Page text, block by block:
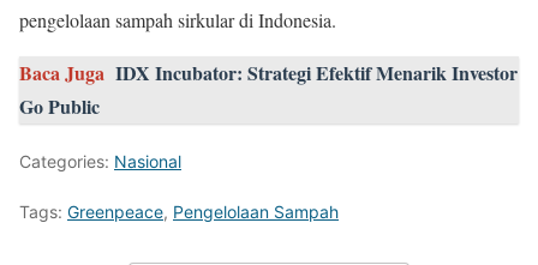
pengelolaan sampah sirkular di Indonesia.
Baca Juga IDX Incubator: Strategi Efektif Menarik Investor
Go Public
Categories: Nasional
Tags: Greenpeace, Pengelolaan Sampah